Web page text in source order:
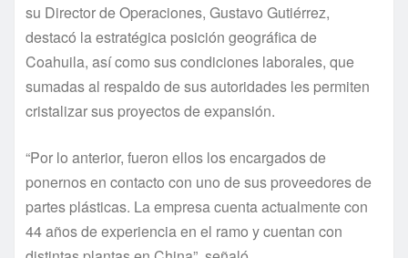
su Director de Operaciones, Gustavo Gutiérrez,
destacó la estratégica posición geográfica de
Coahuila, así como sus condiciones laborales, que
sumadas al respaldo de sus autoridades les permiten
cristalizar sus proyectos de expansión.
“Por lo anterior, fueron ellos los encargados de
ponernos en contacto con uno de sus proveedores de
partes plásticas. La empresa cuenta actualmente con
44 años de experiencia en el ramo y cuentan con